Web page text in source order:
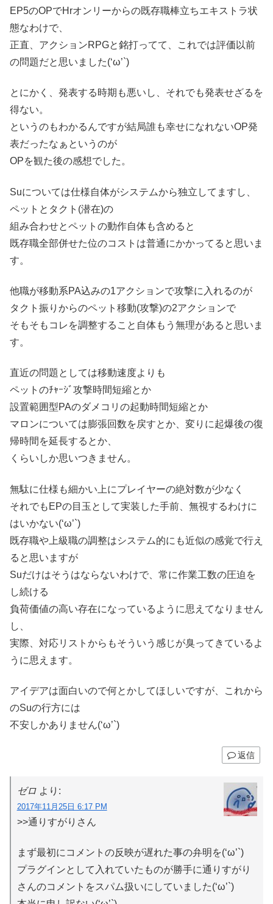
EP5のOPでHrオンリーからの既存職棒立ちエキストラ状
態なわけで、
正直、アクションRPGと銘打ってて、これでは評価以前
の問題だと思いました(‘ω’`)
とにかく、発表する時期も悪いし、それでも発表せざるを
得ない。
というのもわかるんですが結局誰も幸せになれないOP発
表だったなぁというのが
OPを観た後の感想でした。
Suについては仕様自体がシステムから独立してますし、
ペットとタクト(潜在)の
組み合わせとペットの動作自体も含めると
既存職全部併せた位のコストは普通にかかってると思いま
す。
他職が移動系PA込みの1アクションで攻撃に入れるのが
タクト振りからのペット移動(攻撃)の2アクションで
そもそもコレを調整すること自体もう無理があると思いま
す。
直近の問題としては移動速度よりも
ペットのﾁｬｰｼﾞ攻撃時間短縮とか
設置範囲型PAのダメコリの起動時間短縮とか
マロンについては膨張回数を戻すとか、変りに起爆後の復
帰時間を延長するとか、
くらいしか思いつきません。
無駄に仕様も細かい上にプレイヤーの絶対数が少なく
それでもEPの目玉として実装した手前、無視するわけに
はいかない(‘ω’`)
既存職や上級職の調整はシステム的にも近似の感覚で行え
ると思いますが
Suだけはそうはならないわけで、常に作業工数の圧迫を
し続ける
負荷価値の高い存在になっているように思えてなりません
し、
実際、対応リストからもそういう感じが臭ってきているよ
うに思えます。
アイデアは面白いので何とかしてほしいですが、これから
のSuの行方には
不安しかありません(‘ω’`)
返信
ゼロ より:
2017年11月25日 6:17 PM
>>通りすがりさん
まず最初にコメントの反映が遅れた事の弁明を(‘ω’`)
プラグインとして入れていたものが勝手に通りすがり
さんのコメントをスパム扱いにしていました(‘ω’`)